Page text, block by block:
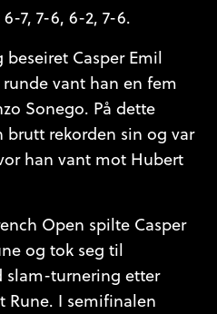
7, 7-6, 6-2, 7-6.
Casper Emil
vant han en fem
Sonego. På dette
rekorden sin og var
han vant mot Hubert
Open spilte Casper
og tok seg til
slam-turnering etter
Rune. I semifinalen